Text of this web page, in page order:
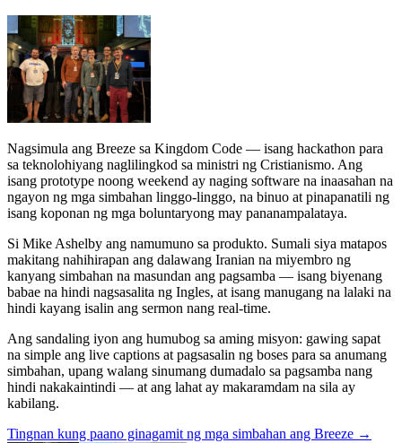
Nagsimula ang Breeze sa Kingdom Code — isang hackathon para
sa teknolohiyang naglilingkod sa ministri ng Cristianismo. Ang
isang prototype noong weekend ay naging software na inaasahan na
ngayon ng mga simbahan linggo-linggo, na binuo at pinapanatili ng
isang koponan ng mga boluntaryong may pananampalataya.
Si Mike Ashelby ang namumuno sa produkto. Sumali siya matapos
makitang nahihirapan ang dalawang Iranian na miyembro ng
kanyang simbahan na masundan ang pagsamba — isang biyenang
babae na hindi nagsasalita ng Ingles, at isang manugang na lalaki na
hindi kayang isalin ang sermon nang real-time.
Ang sandaling iyon ang humubog sa aming misyon: gawing sapat
na simple ang live captions at pagsasalin ng boses para sa anumang
simbahan, upang walang sinumang dumadalo sa pagsamba nang
hindi nakakaintindi — at ang lahat ay makaramdam na sila ay
kabilang.
Tingnan kung paano ginagamit ng mga simbahan ang Breeze →